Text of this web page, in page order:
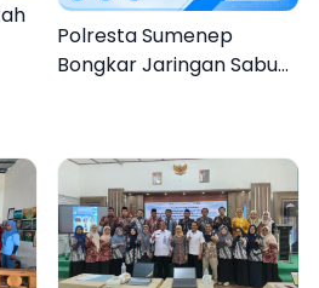
Polresta Sumenep
Bongkar Jaringan Sabu